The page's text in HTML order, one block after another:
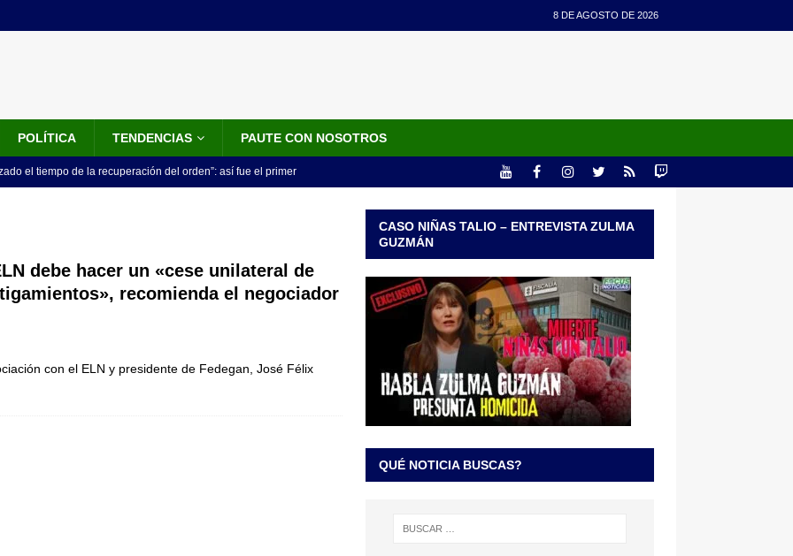
8 DE AGOSTO DE 2026
POLÍTICA TENDENCIAS PAUTE CON NOSOTROS
el tiempo de la recuperación del orden”: así fue el primer
LO ÚLTIMO
posesión de Abelardo De La Espriella: recibirá la banda presidencial
en el Cantón Pichincha
debe hacer un «cese unilateral de
recomienda el negociador
con el ELN y presidente de Fedegan, José Félix
CASO NIÑAS TALIO – ENTREVISTA ZULMA
GUZMÁN
QUÉ NOTICIA BUSCAS?